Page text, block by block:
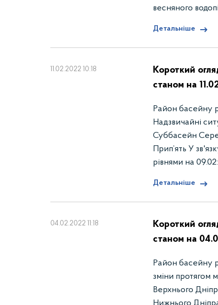
весняного
Детальніше
11.02.2022 10:18
Короткий
станом на
Район басейну
Надзвичайні
Суббасейн
Прип’ять У
рiвнями на 09.02:
Детальніше
04.02.2022 11:18
Короткий
станом на
Район басейну
зміни протягом
Верхнього